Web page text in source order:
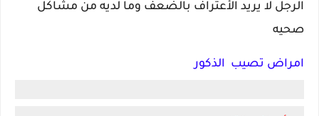
الرجل لا يريد الأعتراف بالضعف وما لديه من مشاكل
صحيه
امراض تصيب الذكور